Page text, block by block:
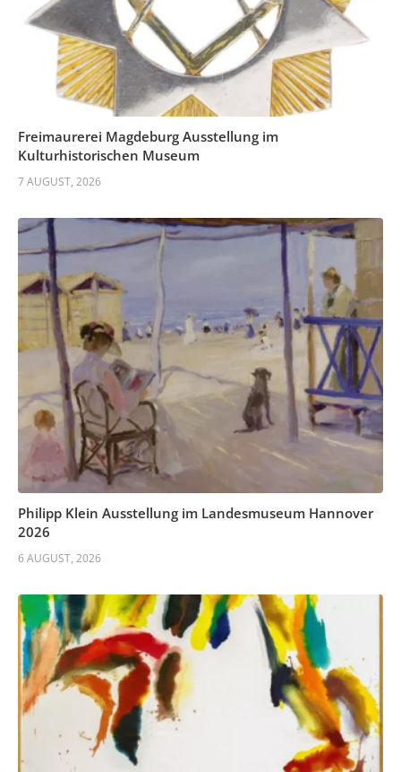
Freimaurerei Magdeburg Ausstellung im
Kulturhistorischen Museum
7 AUGUST, 2026
Philipp Klein Ausstellung im Landesmuseum Hannover
2026
6 AUGUST, 2026